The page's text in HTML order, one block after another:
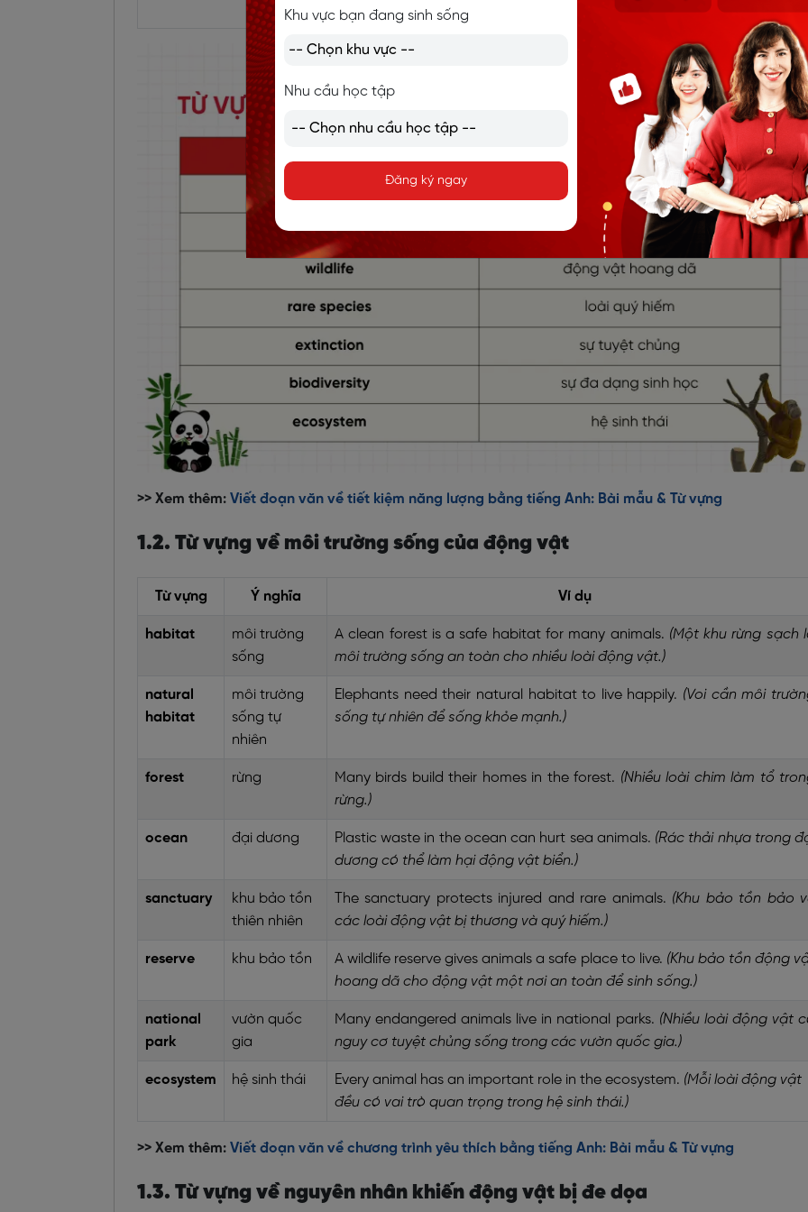
học
giúp bảo vệ sự đa dạng sinh học.)
>> Xem thêm: Viết đoạn văn về tiết kiệm năng lượng bằng tiếng Anh: Bài mẫu & Từ vựng
1.2. Từ vựng về môi trường sống của động vật
Từ vựng Ý nghĩa Ví dụ
habitat
môi trường
sống
A clean forest is a safe habitat for many animals. (Một khu rừng sạch
môi trường sống an toàn cho nhiều loài động vật.)
natural
habitat
môi trường
sống tự
nhiên
Elephants need their natural habitat to live happily. (Voi cần môi
sống tự nhiên để sống khỏe mạnh.)
forest rừng Many birds build their homes in the forest. (Nhiều loài chim làm tổ
rừng.)
ocean đại dương Plastic waste in the ocean can hurt sea animals. (Rác thải nhựa trong
dương có thể làm hại động vật biển.)
sanctuary
khu bảo tồn
thiên nhiên
The sanctuary protects injured and rare animals. (Khu bảo tồn bảo
các loài động vật bị thương và quý hiếm.)
reserve khu bảo tồn A wildlife reserve gives animals a safe place to live. (Khu bảo tồn động
hoang dã cho động vật một nơi an toàn để sinh sống.)
national
park
vườn quốc
gia
Many endangered animals live in national parks. (Nhiều loài động vật
nguy cơ tuyệt chủng sống trong các vườn quốc gia.)
ecosystem hệ sinh thái Every animal has an important role in the ecosystem. (Mỗi loài động vật
đều có vai trò quan trọng trong hệ sinh thái.)
>> Xem thêm: Viết đoạn văn về chương trình yêu thích bằng tiếng Anh: Bài mẫu & Từ vựng
1.3. Từ vựng về nguyên nhân khiến động vật bị đe dọa
Khu vực bạn đang sinh sống
Nhu cầu học tập
Đăng ký ngay